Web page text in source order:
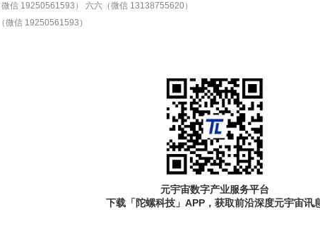
信 19250561593）
六六（微信 13138755620）
微信 19250561593）
元宇宙数字产业服务平台
下载「陀螺科技」APP，获取前沿深度元宇宙讯